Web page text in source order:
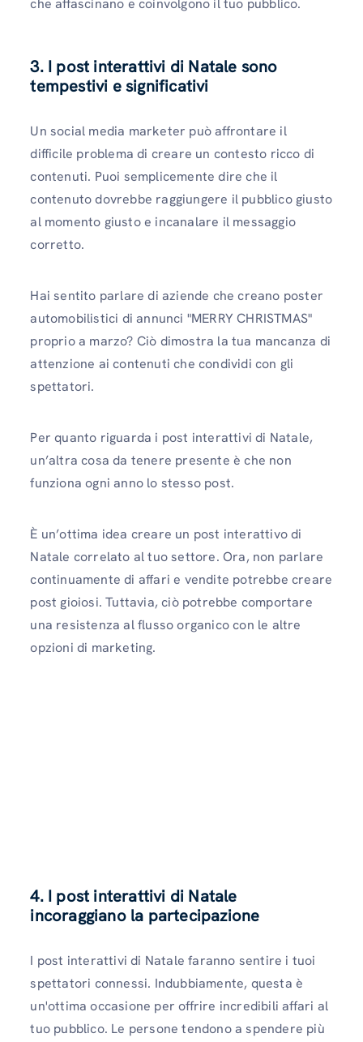
che affascinano e coinvolgono il tuo pubblico.
3. I post interattivi di Natale sono
tempestivi e significativi
Un social media marketer può affrontare il
difficile problema di creare un contesto ricco di
contenuti. Puoi semplicemente dire che il
contenuto dovrebbe raggiungere il pubblico giusto
al momento giusto e incanalare il messaggio
corretto.
Hai sentito parlare di aziende che creano poster
automobilistici di annunci "MERRY CHRISTMAS"
proprio a marzo? Ciò dimostra la tua mancanza di
attenzione ai contenuti che condividi con gli
spettatori.
Per quanto riguarda i post interattivi di Natale,
un’altra cosa da tenere presente è che non
funziona ogni anno lo stesso post.
È un’ottima idea creare un post interattivo di
Natale correlato al tuo settore. Ora, non parlare
continuamente di affari e vendite potrebbe creare
post gioiosi. Tuttavia, ciò potrebbe comportare
una resistenza al flusso organico con le altre
opzioni di marketing.
4. I post interattivi di Natale
incoraggiano la partecipazione
I post interattivi di Natale faranno sentire i tuoi
spettatori connessi. Indubbiamente, questa è
un'ottima occasione per offrire incredibili affari al
tuo pubblico. Le persone tendono a spendere più